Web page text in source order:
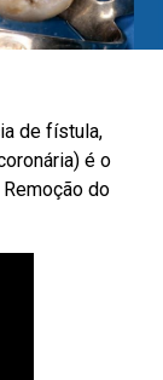
de fístula,
é o
do